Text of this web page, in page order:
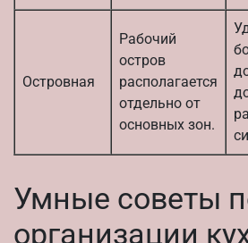
Островная
Рабочий
остров
располагается
отдельно от
основных зон.
Умные советы
организации